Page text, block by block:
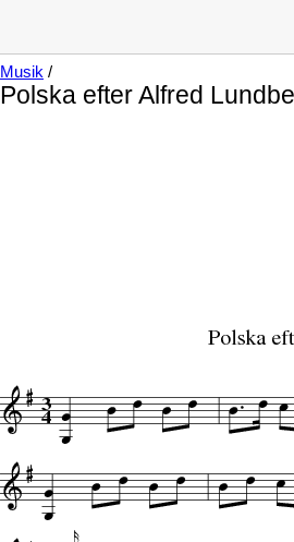
Musik /
Polska efter Alfred